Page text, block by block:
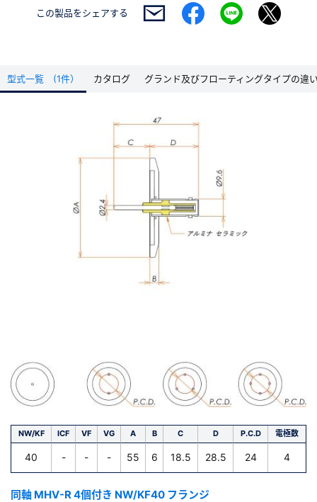
この製品をシェアする
型式一覧 (1件） カタログ グランド及びフローティングタイプの違
NW/KF ICF VF VG A B C D P.C.D 電極数
40 - - - 55 6 18.5 28.5 24 4
同軸 MHV-R 4個付き NW/KF40 フランジ